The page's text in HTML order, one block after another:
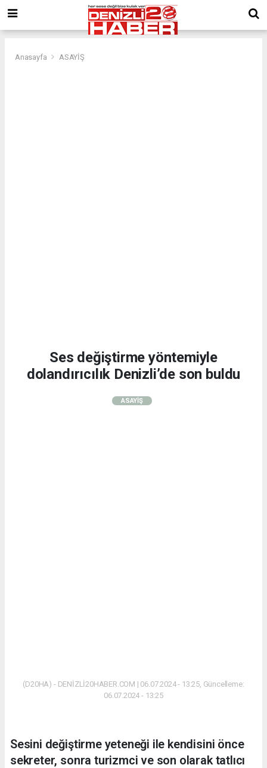
Anasayfa ASAYİŞ
Ses değiştirme yöntemiyle
dolandırıcılık Denizli’de son buldu
ASAYİŞ
(D20HA) - DENİZLİ20HABER.COM | 06.07.2024 - 13:25, Güncelleme:
06.07.2024 - 13:25
Sesini değiştirme yeteneği ile kendisini önce
sekreter, sonra turizmci ve son olarak tatlıcı